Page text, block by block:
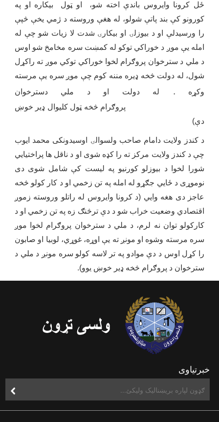
ځل کرونا وایروس باندې اخته شو، او ټول بیکاره او په
کورونو کې بند پاتې شولو، له هغې وروسته د ژمي یخې څپې
را ورسیدلې او د بیوزلۍ او بیکارۍ شدت لا زیات شو چې له
امله یې موږ د خوراکي توکو له کمښت سره مخامخ شو اوس
د ملي د سترخوان پروګرام لخوا خوراکي توکي موږ ته راکړل
شول، له دولت څخه ډیره مننه کوم چې موږ سره یې مرسته
وکړه
.
له دولت او د ملي دسترخوان
پروګرام څخه ټول کلیوال ډير خوښ
دې)
د کندز ولایت دامام صاحب ولسوالۍ اوسیدونکی محمد ایوب
چې د کندز ولایت مرکز ته را کډه شوی او د ناقل ها پراختیایي
شورا لخوا د بیوزلو کورنیو په لیست کې شامل شوی دی
نوموړی د ځایي جګړو له امله په تن زخمي او د کار کولو څخه
عاجز دی هغه وایي (د کرونا وایروس له راتلو وروسته زموږ
اقتصادي وضعیت خراب شو د دې ترڅنګ زه په تن زخمي او د
کارکولو توان نه لرم، د ملي د سترخوان پروګرام لخوا موږ
سره مرسته وشوه او مونږ ته یې اوړه، غوړي، لوبیا او صابون
را کړل اوس د دې موادو په تر لاسه کولو سره مونږ د ملي د
سترخوان د پروګرام څخه ډیر خوښ یوو).
خبرتیاوی